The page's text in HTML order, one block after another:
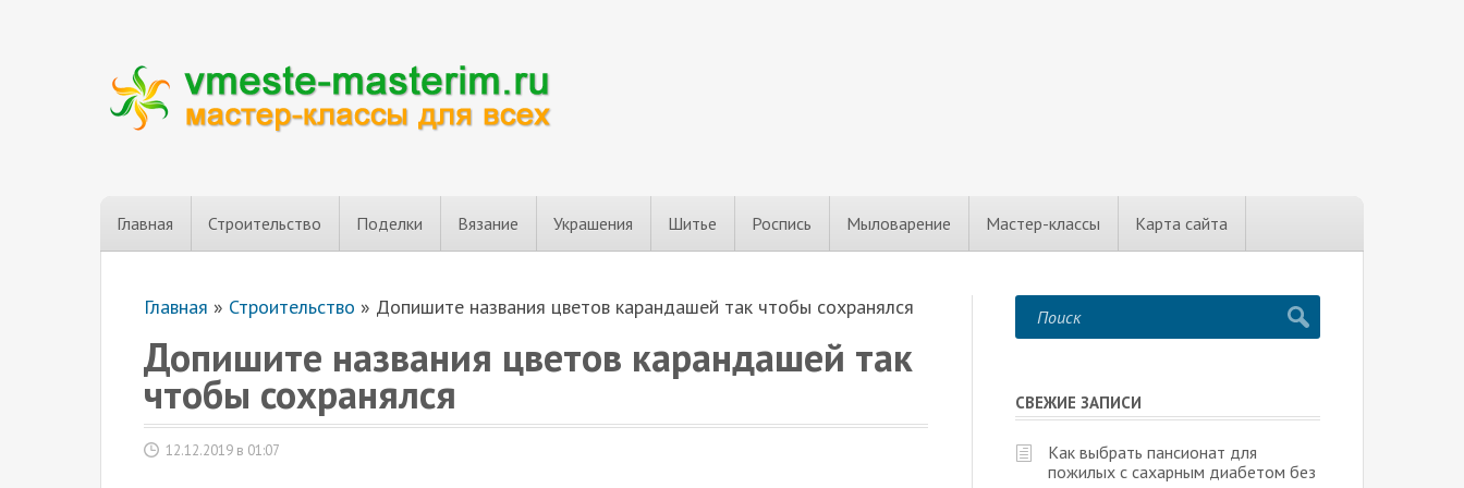
Главная Строительство Поделки Вязание Украшения Шитье Роспись Мыловарение Мастер-классы Карта сайта
Главная » Строительство » Допишите названия цветов карандашей так чтобы сохранялся
Допишите названия цветов карандашей так
чтобы сохранялся
12.12.2019 в 01:07
СВЕЖИЕ ЗАПИСИ
Как выбрать пансионат для
пожилых с сахарным диабетом без